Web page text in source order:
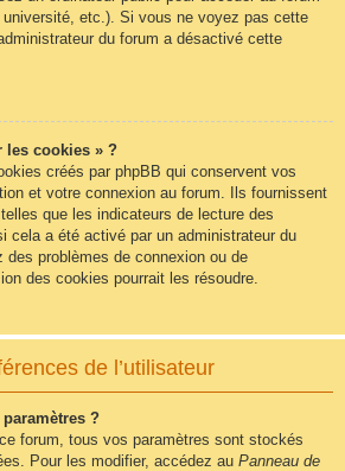
etc.). Si vous ne voyez pas cette
du forum a désactivé cette
les cookies » ?
créés par phpBB qui conservent vos
et votre connexion au forum. Ils fournissent
que les indicateurs de lecture des
cela a été activé par un administrateur du
problèmes de connexion ou de
des cookies pourrait les résoudre.
de l’utilisateur
?
forum, tous vos paramètres sont stockés
Pour les modifier, accédez au Panneau de